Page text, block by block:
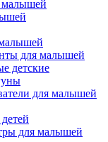
малышей
для малышей
детские
для малышей
для малышей